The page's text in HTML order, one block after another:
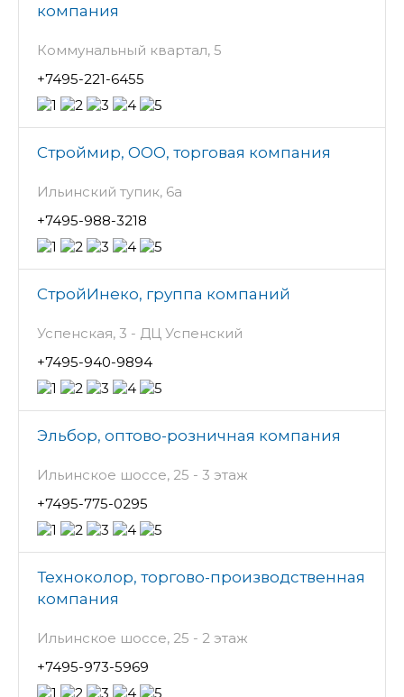
компания
Коммунальный квартал, 5
+7495-221-6455
Строймир, ООО, торговая компания
Ильинский тупик, 6а
+7495-988-3218
СтройИнеко, группа компаний
Успенская, 3 - ДЦ Успенский
+7495-940-9894
Эльбор, оптово-розничная компания
Ильинское шоссе, 25 - 3 этаж
+7495-775-0295
Техноколор, торгово-производственная
компания
Ильинское шоссе, 25 - 2 этаж
+7495-973-5969